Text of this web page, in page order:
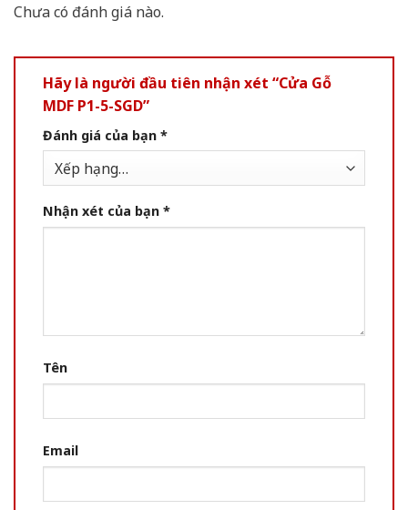
Chưa có đánh giá nào.
Hãy là người đầu tiên nhận xét “Cửa Gỗ
MDF P1-5-SGD”
Đánh giá của bạn *
Nhận xét của bạn *
Tên
Email